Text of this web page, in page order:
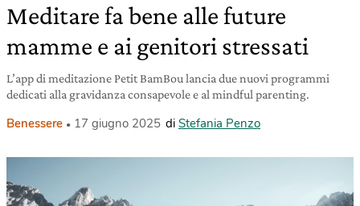
Meditare fa bene alle future
mamme e ai genitori stressati
L’app di meditazione Petit BamBou lancia due nuovi programmi
dedicati alla gravidanza consapevole e al mindful parenting.
Benessere 17 giugno 2025 di Stefania Penzo